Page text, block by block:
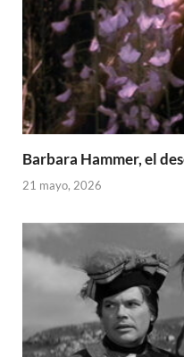
Barbara Hammer, el
21 mayo, 2026